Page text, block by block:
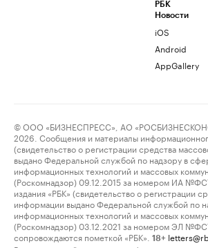
РБК
Новости
iOS
Android
AppGallery
© ООО «БИЗНЕСПРЕСС», АО
2026. Сообщения и материалы
(свидетельство о регистрации средства
выдано Федеральной службой по надзору в
информационных технологий и массовых
(Роскомнадзор) 09.12.2015 за номером ИА
издания «РБК» (свидетельство о регистрации
информации выдано Федеральной службой по
информационных технологий и массовых
(Роскомнадзор) 03.12.2021 за номером ЭЛ
сопровождаются пометкой «РБК».
18+